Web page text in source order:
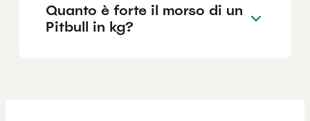
Quanto è forte il morso di un
Pitbull in kg?